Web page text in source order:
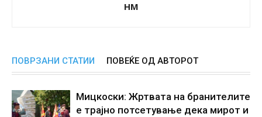
НМ
ПОВРЗАНИ СТАТИИ ПОВЕЌЕ ОД АВТОРОТ
Мицкоски: Жртвата на бранителите
е трајно потсетување дека мирот и